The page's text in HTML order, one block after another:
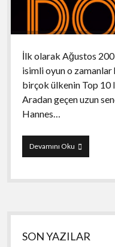
İlk olarak Ağustos
isimli oyun o zamanlar
birçok ülkenin Top 10
Aradan geçen uzun
Hannes…
Devamını OkuFallDown!
2
Yan
SON YAZILAR